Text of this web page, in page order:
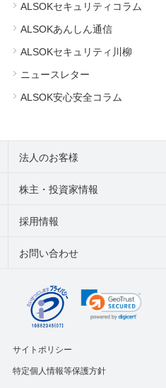
ALSOKセキュリティコラム
ALSOKあんしん通信
ALSOKセキュリティ川柳
ニュースレター
ALSOK安心安全コラム
法人のお客様
株主・投資家情報
お問い合わせ
採用情報
サイトポリシー
特定個人情報等保護方針